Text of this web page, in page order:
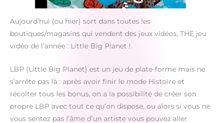
Aujourd’hui (ou hier) sort dans toutes les
boutiques/magasins qui vendent des jeux vidéos, THE jeu
vidéo de l’année : Little Big Planet !
LBP (Little Big Planet) est un jeu de plate-forme mais ne
s’arrête pas là : après avoir finir le mode Histoire et
récolter tous les bonus, on a la possibilité de créer son
propre LBP avec tout ce qu’on dispose, ou alors si vous ne
vous sentez pas l’âme d’un artiste vous pouvez aller